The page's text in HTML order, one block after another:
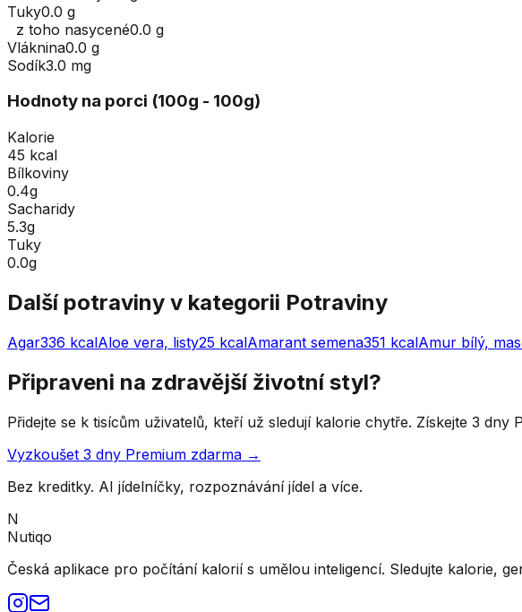
Tuky0.0 g
z toho nasycené0.0 g
Vláknina0.0 g
Sodík3.0 mg
Hodnoty na porci (100g - 100g)
Kalorie
45 kcal
Bílkoviny
0.4g
Sacharidy
5.3g
Tuky
0.0g
Další potraviny v kategorii Potraviny
Agar336 kcalAloe vera, listy25 kcalAmarant semena351 kcalAmur bílý,
Připraveni na zdravější životní styl?
Přidejte se k tisícům uživatelů, kteří už sledují kalorie chytře. Získejte 3 dny
Vyzkoušet 3 dny Premium zdarma →
Bez kreditky. AI jídelníčky, rozpoznávání jídel a více.
N
Nutiqo
Česká aplikace pro počítání kalorií s umělou inteligencí. Sledujte kalorie,